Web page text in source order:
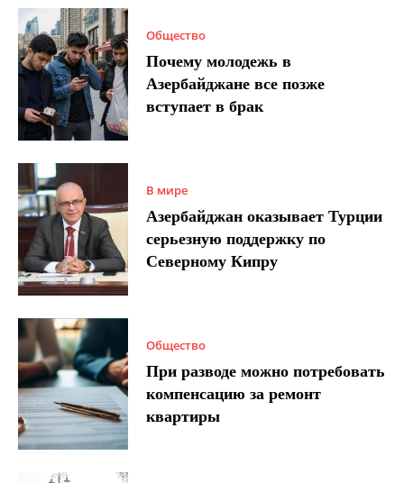
Общество
Почему молодежь в
Азербайджане все позже
вступает в брак
В мире
Азербайджан оказывает Турции
серьезную поддержку по
Северному Кипру
Общество
При разводе можно потребовать
компенсацию за ремонт
квартиры